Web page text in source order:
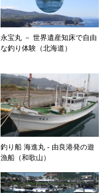
永宝丸 － 世界遺産知床で自由
な釣り体験（北海道）
釣り船 海進丸 ‐ 由良港発の遊
漁船（和歌山）